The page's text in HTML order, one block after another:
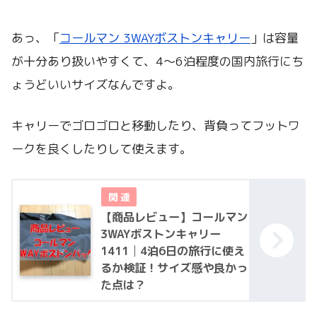
あっ、「コールマン 3WAYボストンキャリー 」は容量
が十分あり扱いやすくて、4～6泊程度の国内旅行にち
ょうどいいサイズなんですよ。
キャリーでゴロゴロと移動したり、背負ってフットワ
ークを良くしたりして使えます。
【商品レビュー】コールマン
3WAYボストンキャリー
1411│4泊6日の旅行に使え
るか検証！サイズ感や良かっ
た点は？